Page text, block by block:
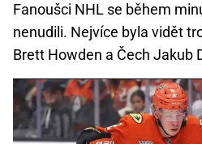
Fanoušci NHL se během
nenudili. Nejvíce byla vidět
Brett Howden a Čech Jakub